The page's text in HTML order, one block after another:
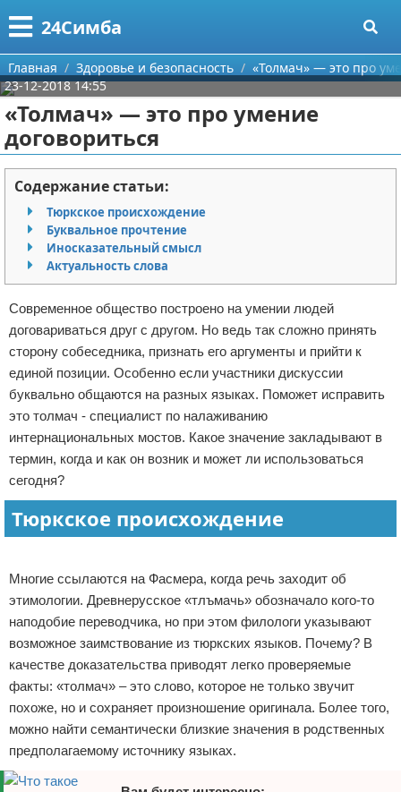
24Симба
Меню
Главная
Категории
Государство и право
Причинение вреда
Иммиграция
Здоровье и безопасность
Авторские права
Поиск
О проекте
Контакты
Сотрудничество
Размещение рекламы
Для правообладателей
Условия предоставления информации
Отказ от ответственности
Главная Здоровье и безопасность
«Толмач» — это про
23-12-2018 14:55
«Толмач» — это про умение
договориться
Содержание статьи:
Тюркское происхождение
Буквальное прочтение
Иносказательный смысл
Актуальность слова
Современное общество построено на умении людей
договариваться друг с другом. Но ведь так сложно принять
сторону собеседника, признать его аргументы и прийти к
единой позиции. Особенно если участники дискуссии
буквально общаются на разных языках. Поможет исправить
это толмач - специалист по налаживанию
интернациональных мостов. Какое значение закладывают в
термин, когда и как он возник и может ли использоваться
сегодня?
Тюркское происхождение
Многие ссылаются на Фасмера, когда речь заходит об
этимологии. Древнерусское «тлъмачь» обозначало кого-то
наподобие переводчика, но при этом филологи указывают
возможное заимствование из тюркских языков. Почему? В
качестве доказательства приводят легко проверяемые
факты: «толмач» – это слово, которое не только звучит
похоже, но и сохраняет произношение оригинала. Более того,
можно найти семантически близкие значения в родственных
предполагаемому источнику языках.